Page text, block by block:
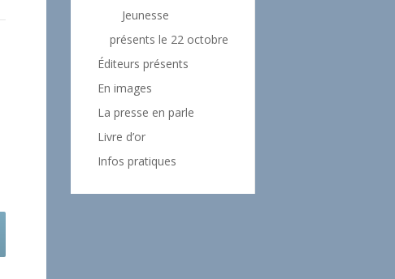
Jeunesse
présents le 22 octobre
Éditeurs présents
En images
La presse en parle
Livre d’or
Infos pratiques